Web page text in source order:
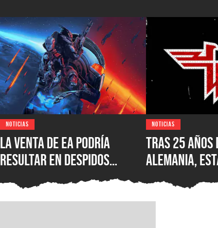
NOTICIAS
La venta de EA podría
resultar en despidos
masivos y la venta de
estudios como BioWare,
NOTICIAS
Tras 25 años
Alemania,
disponible